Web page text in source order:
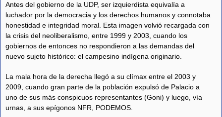
Antes del gobierno de la UDP, ser izquierdista equivalía a
luchador por la democracia y los derechos humanos y connotaba
honestidad e integridad moral. Esta imagen volvió recargada con
la crisis del neoliberalismo, entre 1999 y 2003, cuando los
gobiernos de entonces no respondieron a las demandas del
nuevo sujeto histórico: el campesino indígena originario.
La mala hora de la derecha llegó a su clímax entre el 2003 y
2009, cuando gran parte de la población expulsó de Palacio a
uno de sus más conspicuos representantes (Goni) y luego, vía
urnas, a sus epígonos NFR, PODEMOS.